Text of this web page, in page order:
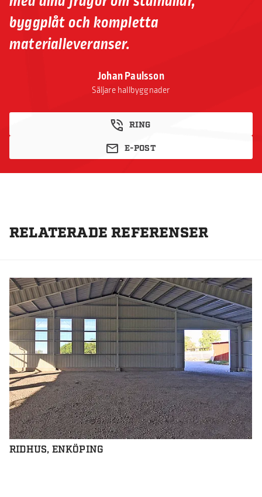
Johan Paulsson
Säljare hallbyggnader
RING
E-POST
byggplåt och kompletta
materialleveranser.
RELATERADE REFERENSER
RIDHUS, ENKÖPING